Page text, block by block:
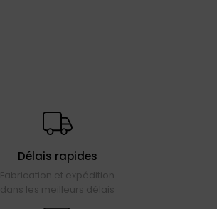
Délais rapides
Fabrication et expédition
dans les meilleurs délais